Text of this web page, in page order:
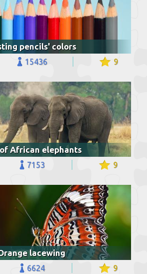
pencils' colors
15436 9
African elephants
7153 9
lacewing
6624 9